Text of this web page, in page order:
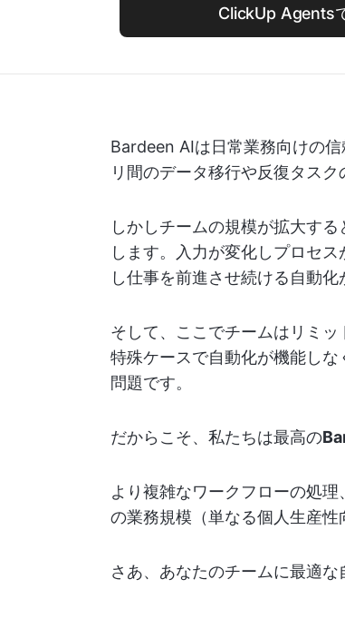
ClickUp Agents
Bardeen AIは日常業務向けの
リ間のデータ移行や反復タス
しかしチームの規模が拡大す
します。入力が変化しプロセ
し仕事を前進させ続ける自動化
そして、ここでチームはリミッ
特殊ケースで自動化が機能し
問題です。
だからこそ、私たちは最高の
より複雑なワークフローの処
の業務規模（単なる個人生産性
さあ、あなたのチームに最適